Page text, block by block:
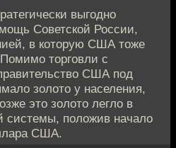
выгодно
Советской России,
в которую США тоже
торговли с
США под
золото у населения,
это золото легло в
системы, положив начало
США.